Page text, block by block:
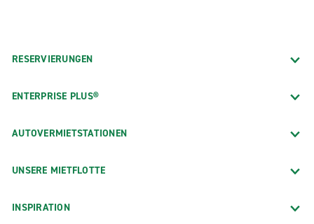
RESERVIERUNGEN
ENTERPRISE PLUS®
AUTOVERMIETSTATIONEN
UNSERE MIETFLOTTE
INSPIRATION